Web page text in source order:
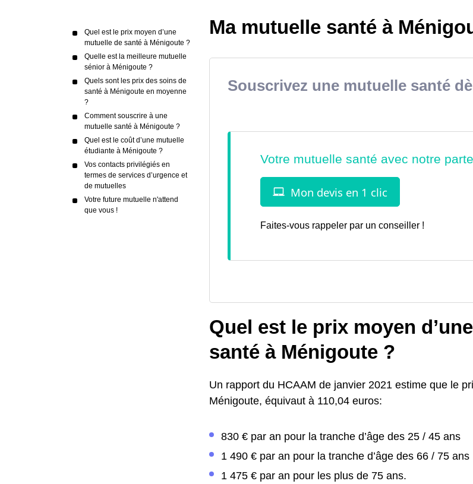
Quel est le prix moyen d’une
mutuelle de santé à Ménigoute ?
Quelle est la meilleure mutuelle
sénior à Ménigoute ?
Quels sont les prix des soins de
santé à Ménigoute en moyenne
?
Comment souscrire à une
mutuelle santé à Ménigoute ?
Quel est le coût d’une mutuelle
étudiante à Ménigoute ?
Vos contacts privilégiés en
termes de services d’urgence et
de mutuelles
Votre future mutuelle n'attend
que vous !
Ma mutuelle santé à
Souscrivez une mutuelle santé
Faites-vous rappeler par un conseiller !
Quel est le prix moyen
santé à Ménigoute ?
Un rapport du HCAAM de janvier 2021 estime que le
Ménigoute, équivaut à 110,04 euros:
830 € par an pour la tranche d’âge des 25 / 45 ans
1 490 € par an pour la tranche d’âge des 66 / 75 ans
1 475 € par an pour les plus de 75 ans.